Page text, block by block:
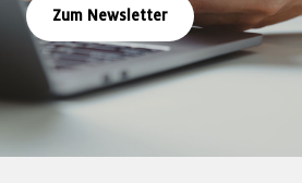
Zum Newsletter